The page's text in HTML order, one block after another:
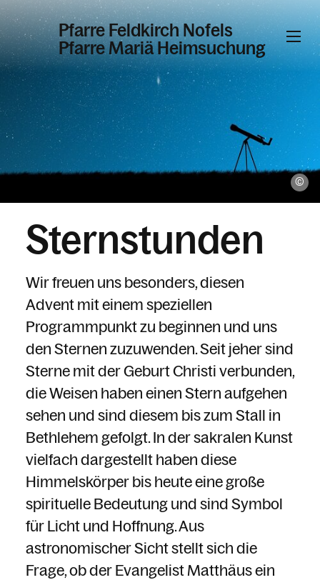
Pfarre Feldkirch Nofels
Pfarre Mariä Heimsuchung
Informationen
Kalender
Sternstunden
Wir freuen uns besonders, diesen
Advent mit einem speziellen
Programmpunkt zu beginnen und uns
den Sternen zuzuwenden. Seit jeher sind
Sterne mit der Geburt Christi verbunden,
die Weisen haben einen Stern aufgehen
sehen und sind diesem bis zum Stall in
Bethlehem gefolgt. In der sakralen Kunst
vielfach dargestellt haben diese
Himmelskörper bis heute eine große
spirituelle Bedeutung und sind Symbol
für Licht und Hoffnung. Aus
astronomischer Sicht stellt sich die
Frage, ob der Evangelist Matthäus ein